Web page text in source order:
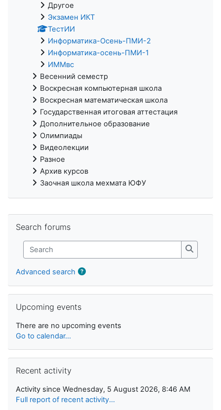
Другое
Экзамен ИКТ
ТестИИ
Информатика-Осень-ПМИ-2
Информатика-осень-ПМИ-1
ИММвс
Весенний семестр
Воскресная компьютерная школа
Воскресная математическая школа
Государственная итоговая аттестация
Дополнительное образование
Олимпиады
Видеолекции
Разное
Архив курсов
Заочная школа мехмата ЮФУ
Search forums
Search
Search
Advanced search
Upcoming events
There are no upcoming events
Go to calendar...
Recent activity
Activity since Wednesday, 5 August 2026, 8:46 AM
Full report of recent activity...